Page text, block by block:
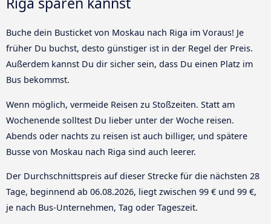
Buche dein Busticket von Moskau nach Riga im Voraus! Je
früher Du buchst, desto günstiger ist in der Regel der Preis.
Außerdem kannst Du dir sicher sein, dass Du einen Platz im
Bus bekommst.
Wenn möglich, vermeide Reisen zu Stoßzeiten. Statt am
Wochenende solltest Du lieber unter der Woche reisen.
Abends oder nachts zu reisen ist auch billiger, und spätere
Busse von Moskau nach Riga sind auch leerer.
Der Durchschnittspreis auf dieser Strecke für die nächsten 28
Tage, beginnend ab 06.08.2026, liegt zwischen 99 € und 99 €,
je nach Bus-Unternehmen, Tag oder Tageszeit.